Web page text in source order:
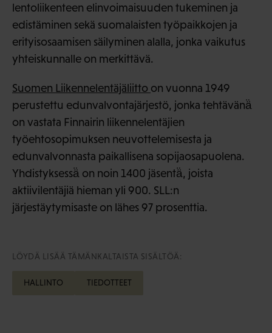
lentoliikenteen elinvoimaisuuden tukeminen ja
edistäminen sekä suomalaisten työpaikkojen ja
erityisosaamisen säilyminen alalla, jonka vaikutus
yhteiskunnalle on merkittävä.
Suomen Liikennelentäjäliitto on vuonna 1949
perustettu edunvalvontajärjestö, jonka tehtävänä̈
on vastata Finnairin liikennelentäjien
työehtosopimuksen neuvottelemisesta ja
edunvalvonnasta paikallisena sopijaosapuolena.
Yhdistyksessä̈ on noin 1400 jäsentä̈, joista
aktiivilentäjiä hieman yli 900. SLL:n
järjestäytymisaste on lähes 97 prosenttia.
LÖYDÄ LISÄÄ TÄMÄNKALTAISTA SISÄLTÖÄ:
HALLINTO TIEDOTTEET